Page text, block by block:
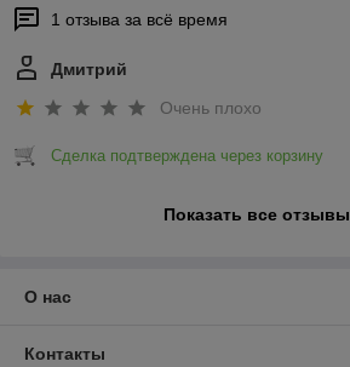
1 отзыва за всё время
Дмитрий
Очень плохо
Сделка подтверждена через корзину
Показать все отзывы
О нас
Контакты